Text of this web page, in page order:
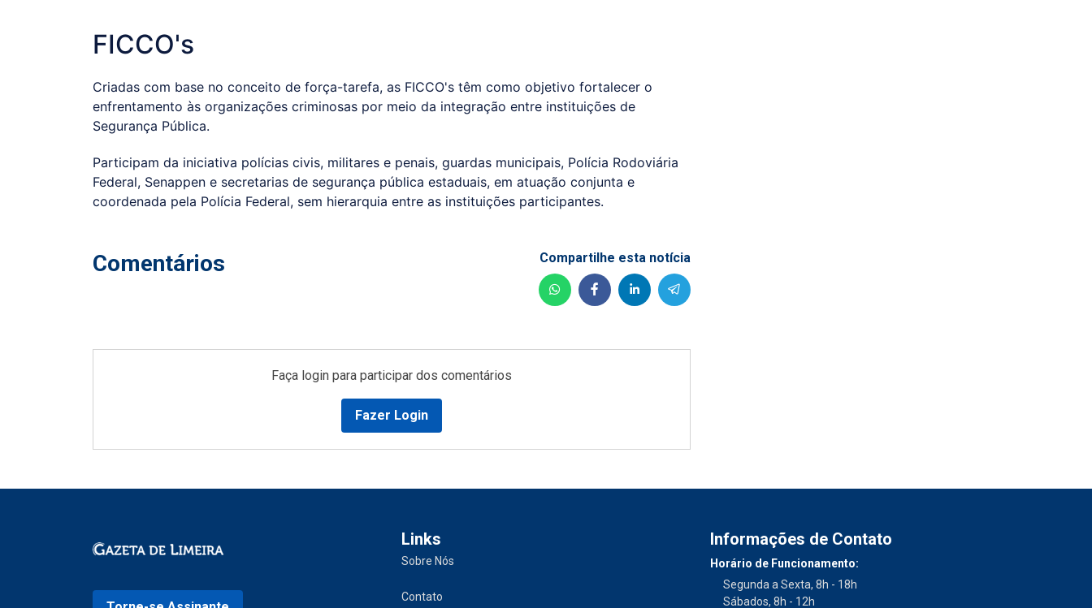
FICCO's
Criadas com base no conceito de força-tarefa, as FICCO's têm como objetivo fortalecer o
enfrentamento às organizações criminosas por meio da integração entre instituições de
Segurança Pública.
Participam da iniciativa polícias civis, militares e penais, guardas municipais, Polícia Rodoviária
Federal, Senappen e secretarias de segurança pública estaduais, em atuação conjunta e
coordenada pela Polícia Federal, sem hierarquia entre as instituições participantes.
Comentários Compartilhe esta notícia
Faça login para participar dos comentários
Fazer Login
Links
Sobre Nós
Contato
Informações de Contato
Horário de Funcionamento:
Segunda a Sexta, 8h - 18h
Sábados, 8h - 12h